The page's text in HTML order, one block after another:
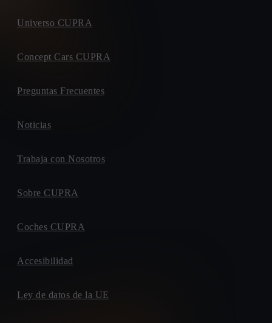
Universo CUPRA
Concept Cars CUPRA
Preguntas Frecuentes
Noticias
Trabaja con Nosotros
Sobre CUPRA
Coches CUPRA
Accesibilidad
Ley de datos de la UE